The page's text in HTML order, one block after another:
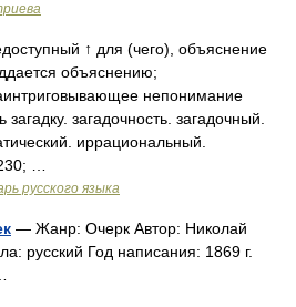
↑ для (чего), объяснение
объяснению;
непонимание
загадку. загадочность. загадочный.
иррациональный.
…
русского языка
— Жанр: Очерк Автор: Николай
русский Год написания: 1869 г.